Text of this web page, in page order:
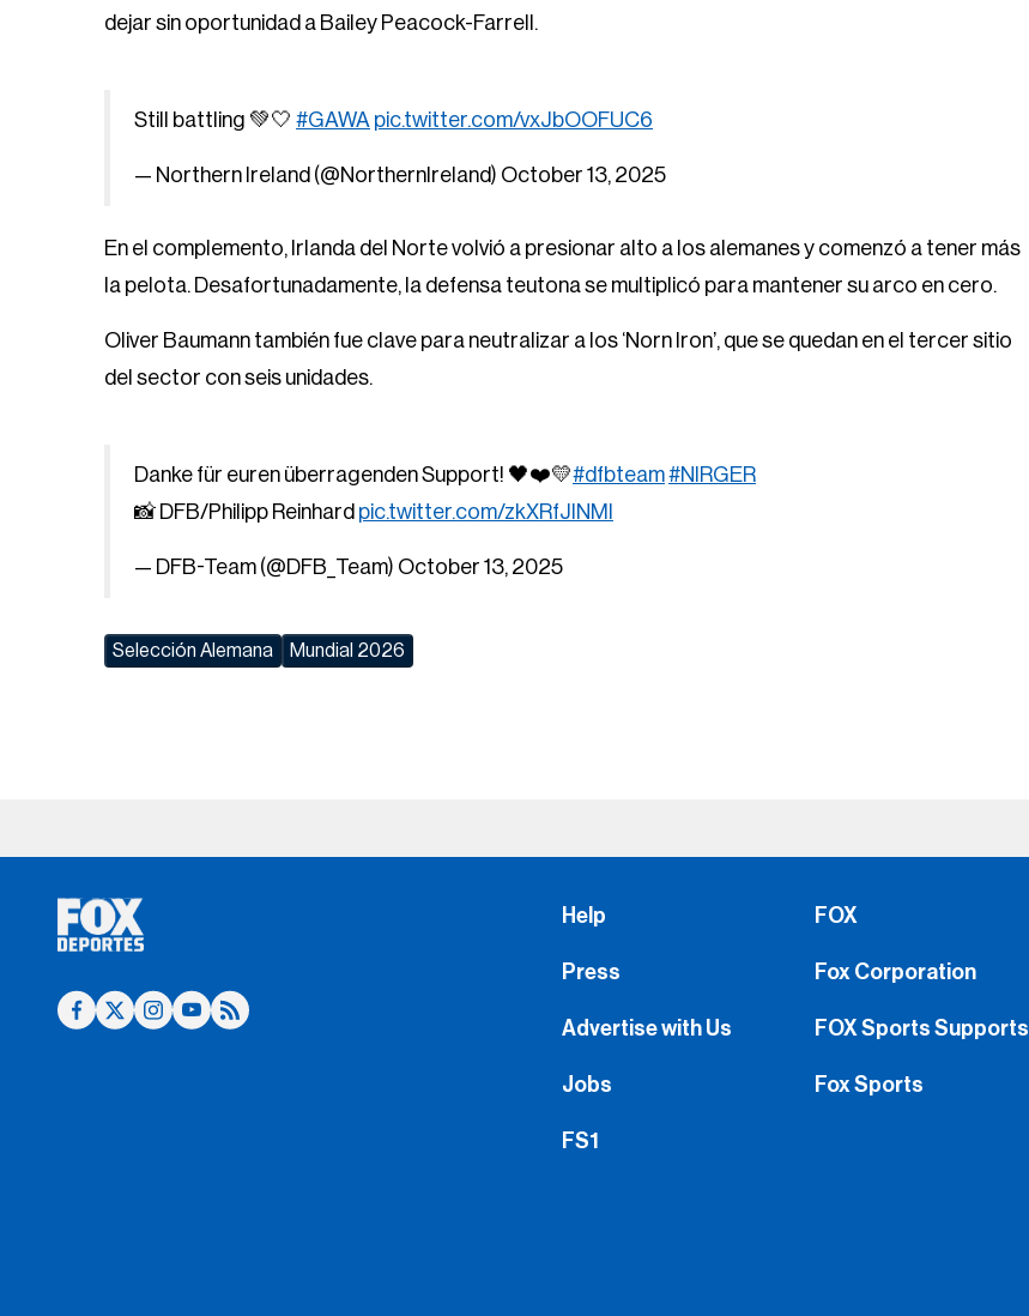
dejar sin oportunidad a Bailey Peacock-Farrell.
Still battling 💚🤍 #GAWA pic.twitter.com/vxJbOOFUC6
— Northern Ireland (@NorthernIreland) October 13, 2025
En el complemento, Irlanda del Norte volvió a presionar alto a los alemanes y comenzó a tener más
la pelota. Desafortunadamente, la defensa teutona se multiplicó para mantener su arco en cero.
Oliver Baumann también fue clave para neutralizar a los ‘Norn Iron’, que se quedan en el tercer sitio
del sector con seis unidades.
Danke für euren überragenden Support! 🖤❤️💛#dfbteam#NIRGER
📸 DFB/Philipp Reinhard pic.twitter.com/zkXRfJINMI
— DFB-Team (@DFB_Team) October 13, 2025
Selección Alemana Mundial 2026
Help
Press
Advertise with Us
Jobs
FS1
FOX
Fox Corporation
FOX Sports Supports
Fox Sports